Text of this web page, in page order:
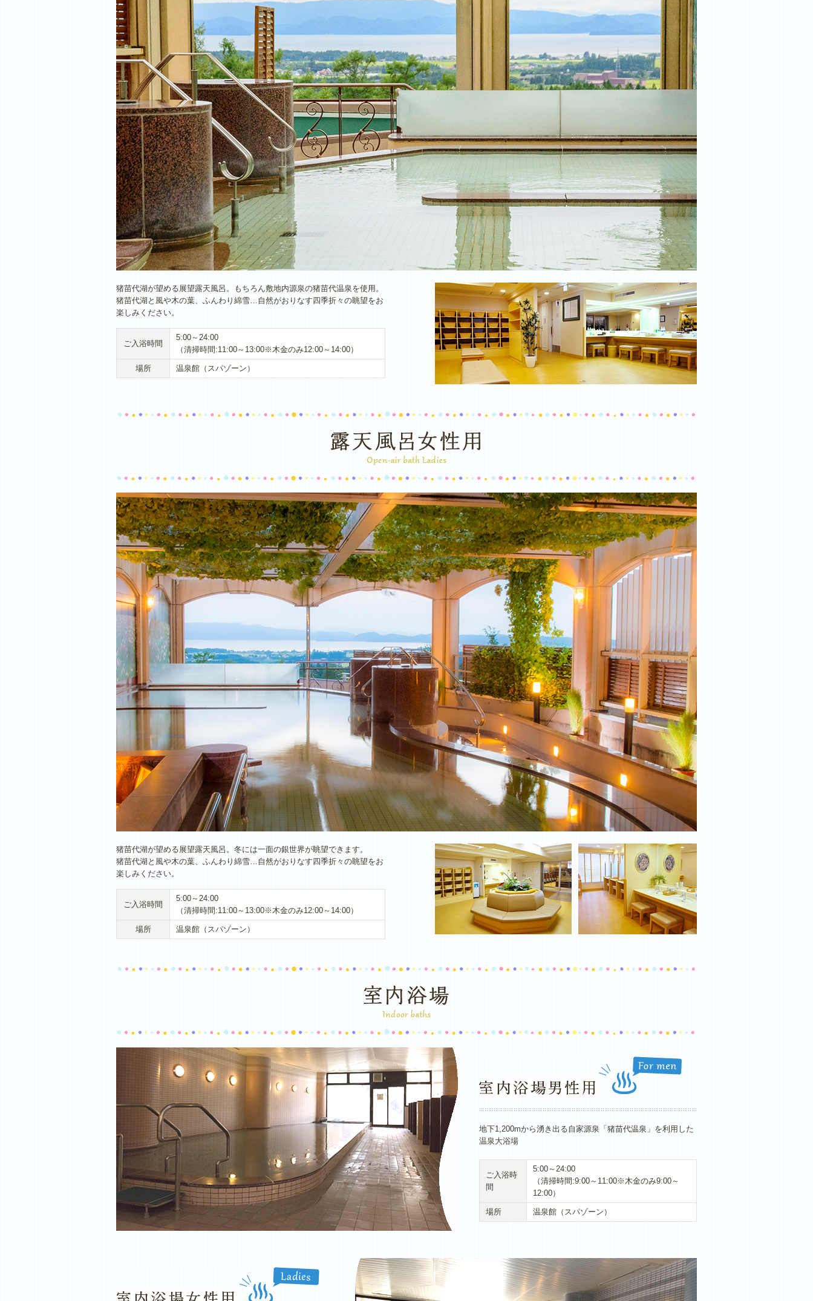
猪苗代湖が望める展望露天風呂。もちろん敷地内源泉の猪苗代温泉を使用。
猪苗代湖と風や木の葉、ふんわり綿雪…自然がおりなす四季折々の眺望をお
楽しみください。
ご入浴時間
5:00～24:00
（清掃時間:11:00～13:00※木金のみ12:00～14:00）
場所 温泉館（スパゾーン）
猪苗代湖が望める展望露天風呂。冬には一面の銀世界が眺望できます。
猪苗代湖と風や木の葉、ふんわり綿雪…自然がおりなす四季折々の眺望をお
楽しみください。
ご入浴時間
5:00～24:00
（清掃時間:11:00～13:00※木金のみ12:00～14:00）
場所 温泉館（スパゾーン）
地下1,200mから湧き出る自家源泉「猪苗代温泉」を利用した
温泉大浴場
ご入浴時
間
5:00～24:00
（清掃時間:9:00～11:00※木金のみ9:00～
12:00）
場所 温泉館（スパゾーン）